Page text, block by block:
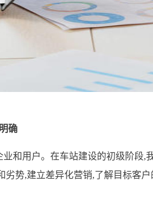
确
用户。在车站建设的初级阶段,
劣势,建立差异化营销,了解目标客